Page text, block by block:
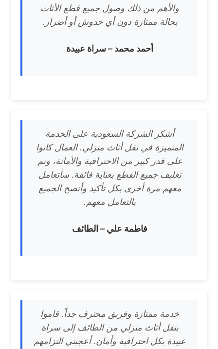
والأهم من ذلك وصول جميع قطع الأثاث
بحالة ممتازة دون أي خدوش أو أضرار.
أحمد محمد – سراة عبيدة
أشكر الشركة السعودية على الخدمة
المتميزة في نقل أثاث منزلي. العمال كانوا
على قدر كبير من الاحترافية والأمانة، وتم
تغليف جميع القطع بعناية فائقة. سأتعامل
معهم مرة أخرى بكل تأكيد وأنصح الجميع
بالتعامل معهم.
فاطمة علي – الطائف
خدمة ممتازة وفريق محترف جداً. قاموا
بنقل أثاث منزلي من الطائف إلى سراة
عبيدة بكل احترافية وأمان. أعجبني التزامهم